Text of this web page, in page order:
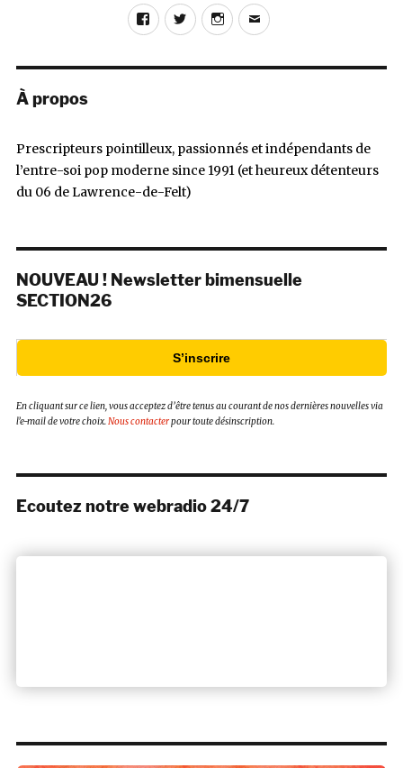
FacebookTwitterInstagram
E-
À propos
Prescripteurs pointilleux, passionnés et indépendants de
l’entre-soi pop moderne since 1991 (et heureux détenteurs
du 06 de Lawrence-de-Felt)
NOUVEAU ! Newsletter bimensuelle
SECTION26
S’inscrire
En cliquant sur ce lien, vous acceptez d’être tenus au courant de nos dernières nouvelles via
l’e-mail de votre choix.Nous contacterpour toute désinscription.
Ecoutez notre webradio 24/7